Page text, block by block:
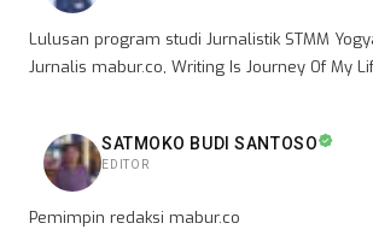
Lulusan program studi Jurnalistik STMM
Jurnalis mabur.co, Writing Is Journey Of My
SATMOKO BUDI SANTOSO
EDITOR
Pemimpin redaksi mabur.co